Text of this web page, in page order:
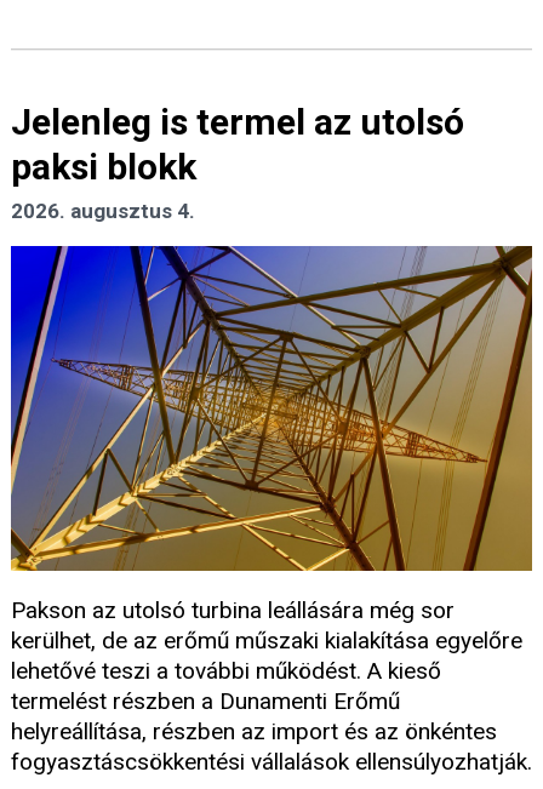
Jelenleg is termel az utolsó
paksi blokk
2026. augusztus 4.
Pakson az utolsó turbina leállására még sor
kerülhet, de az erőmű műszaki kialakítása egyelőre
lehetővé teszi a további működést. A kieső
termelést részben a Dunamenti Erőmű
helyreállítása, részben az import és az önkéntes
fogyasztáscsökkentési vállalások ellensúlyozhatják.